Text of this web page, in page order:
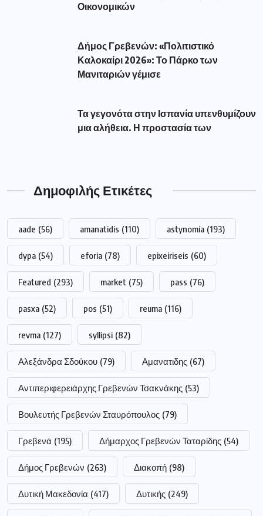
Οικονομικών
Δήμος Γρεβενών: «Πολιτιστικό
Καλοκαίρι 2026»: Το Πάρκο των
Μανιταριών γέμισε
Τα γεγονότα στην Ισπανία υπενθυμίζουν
μια αλήθεια. Η προστασία των
Δημοφιλής Ετικέτες
aade (56) amanatidis (110) astynomia (193)
dypa (54) eforia (78) epixeiriseis (60)
Featured (293) market (75) pass (76)
pasxa (52) pos (51) reuma (116)
revma (127) syllipsi (82)
Αλεξάνδρα Σδούκου (79) Αμανατιδης (67)
Αντιπεριφερειάρχης Γρεβενών Τσακνάκης (53)
Βουλευτής Γρεβενών Σταυρόπουλος (79)
Γρεβενά (195) Δήμαρχος Γρεβενών Ταταρίδης (54)
Δήμος Γρεβενών (263) Διακοπή (98)
Δυτική Μακεδονία (417) Δυτικής (249)